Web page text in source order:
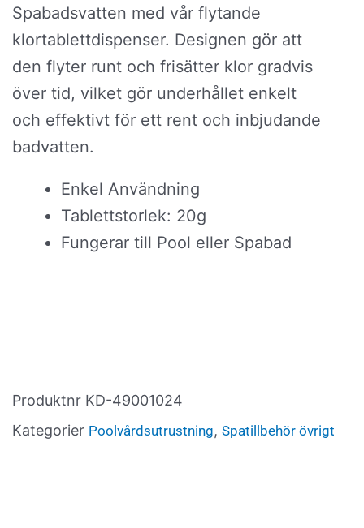
Spabadsvatten med vår flytande
klortablettdispenser. Designen gör att
den flyter runt och frisätter klor gradvis
över tid, vilket gör underhållet enkelt
och effektivt för ett rent och inbjudande
badvatten.
Enkel Användning
Tablettstorlek: 20g
Fungerar till Pool eller Spabad
Produktnr KD-49001024
Kategorier Poolvårdsutrustning, Spatillbehör övrigt